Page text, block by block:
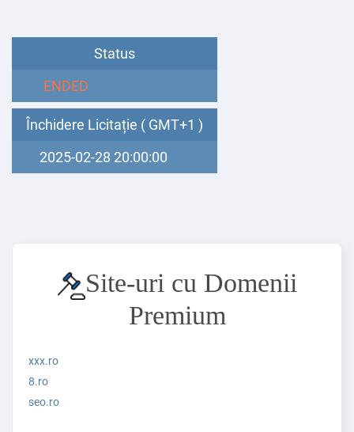
Status
ENDED
Închidere Licitație ( GMT+1 )
2025-02-28 20:00:00
Site-uri cu Domenii
Premium
xxx.ro
8.ro
seo.ro